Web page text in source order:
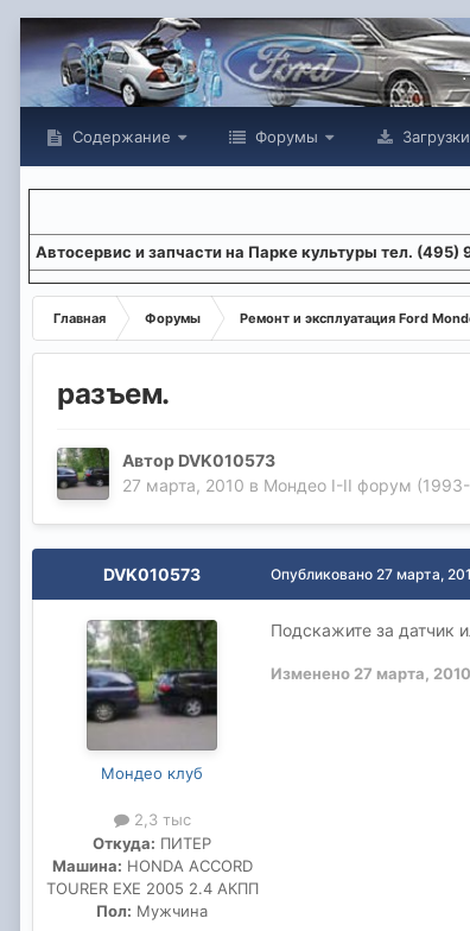
Содержание Форумы Загрузки
Aвтосервис и запчасти на Парке культуры тел.
Главная Форумы Ремонт и эксплуатация Ford
разъем.
Автор DVK010573
27 марта, 2010 в Мондео I-II форум (1993-
DVK010573
Мондео клуб
2,3 тыс
Откуда: ПИТЕР
Машина: HONDA ACCORD
TOURER EXE 2005 2.4 АКПП
Пол: Мужчина
Опубликовано 27 марта,
Подскажите за датчик
Изменено 27 марта, 2010